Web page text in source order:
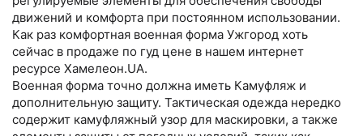
движений и комфорта при постоянном использовании.
Как раз комфортная военная форма Ужгород хоть
сейчас в продаже по гуд цене в нашем интернет
ресурсе Хамелеон.UA.
Военная форма точно должна иметь Камуфляж и
дополнительную защиту. Тактическая одежда нередко
содержит камуфляжный узор для маскировки, а также